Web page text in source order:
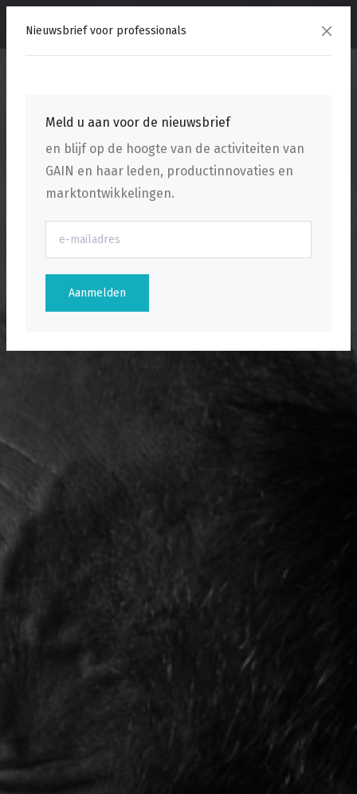
Nieuwsbrief voor professionals
Meld u aan voor de nieuwsbrief
en blijf op de hoogte van de activiteiten van
GAIN en haar leden, productinnovaties en
marktontwikkelingen.